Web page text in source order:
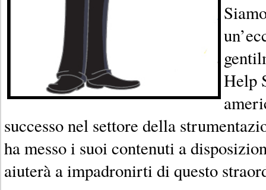
Help
successo nel settore della
ha messo i suoi contenuti a
aiuterà a impadronirti di questo